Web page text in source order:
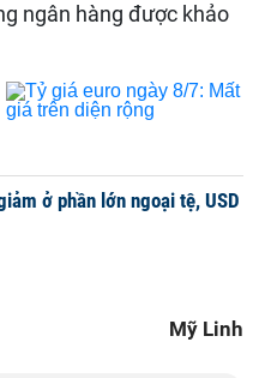
ngân hàng được khảo
ở phần lớn ngoại tệ, USD
Mỹ Linh